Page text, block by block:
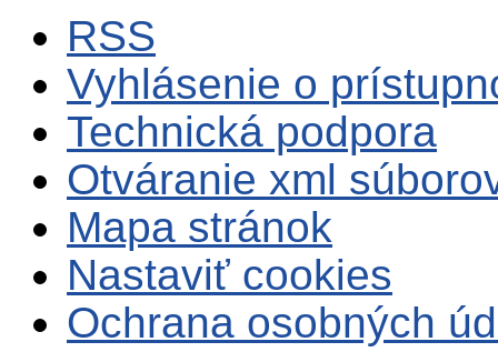
RSS
Vyhlásenie o
Technická podpora
Otváranie xml
Mapa stránok
Nastaviť cookies
Ochrana osobných